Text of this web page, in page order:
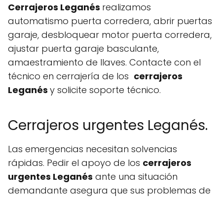
Cerrajeros Leganés realizamos
automatismo puerta corredera, abrir puertas
garaje, desbloquear motor puerta corredera,
ajustar puerta garaje basculante,
amaestramiento de llaves. Contacte con el
técnico en cerrajería de los cerrajeros
Leganés y solicite soporte técnico.
Cerrajeros urgentes Leganés.
Las emergencias necesitan solvencias
rápidas. Pedir el apoyo de los cerrajeros
urgentes Leganés ante una situación
demandante asegura que sus problemas de